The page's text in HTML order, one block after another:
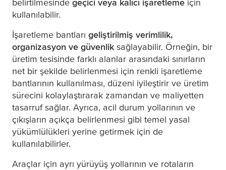
belirtilmesinde geçici veya kalıcı işaretleme için
kullanılabilir.
İşaretleme bantları geliştirilmiş verimlilik,
organizasyon ve güvenlik sağlayabilir. Örneğin, bir
üretim tesisinde farklı alanlar arasındaki sınırların
net bir şekilde belirlenmesi için renkli işaretleme
bantlarının kullanılması, düzeni iyileştirir ve üretim
sürecini kolaylaştırarak zamandan ve maliyetten
tasarruf sağlar. Ayrıca, acil durum yollarının ve
çıkışların açıkça belirlenmesi gibi temel yasal
yükümlülükleri yerine getirmek için de
kullanılabilirler.
Araçlar için ayrı yürüyüş yollarının ve rotaların